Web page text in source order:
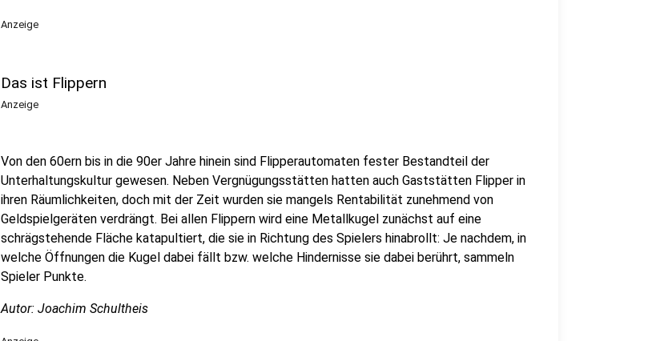
Anzeige
Das ist Flippern
Anzeige
Von den 60ern bis in die 90er Jahre hinein sind Flipperautomaten fester Bestandteil der
Unterhaltungskultur gewesen. Neben Vergnügungsstätten hatten auch Gaststätten Flipper in
ihren Räumlichkeiten, doch mit der Zeit wurden sie mangels Rentabilität zunehmend von
Geldspielgeräten verdrängt. Bei allen Flippern wird eine Metallkugel zunächst auf eine
schrägstehende Fläche katapultiert, die sie in Richtung des Spielers hinabrollt: Je nachdem, in
welche Öffnungen die Kugel dabei fällt bzw. welche Hindernisse sie dabei berührt, sammeln
Spieler Punkte.
Autor: Joachim Schultheis